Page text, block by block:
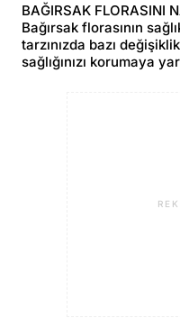
BAĞIRSAK FLORASINI
Bağırsak florasının
tarzınızda bazı
sağlığınızı korumaya